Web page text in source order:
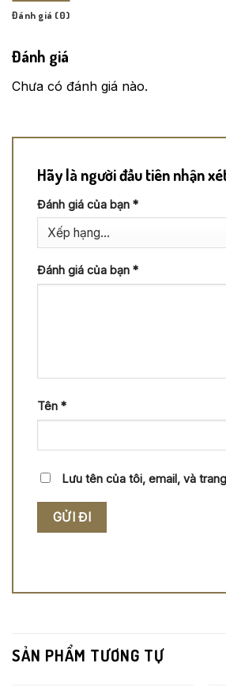
Đánh giá (0)
Đánh giá
Chưa có đánh giá nào.
Hãy là người đầu tiên nhận
Đánh giá của bạn *
Đánh giá của bạn *
Tên *
Lưu tên của tôi, email, và
SẢN PHẨM TƯƠNG TỰ